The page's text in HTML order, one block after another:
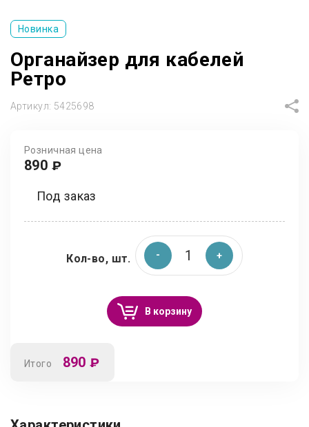
Новинка
Органайзер для кабелей
Ретро
Артикул: 5425698
Розничная цена
890 ₽
Под заказ
Кол-во, шт.
В корзину
Итого 890 ₽